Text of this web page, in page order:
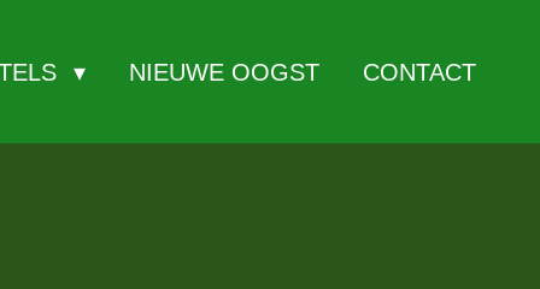
NIEUWE OOGST CONTACT